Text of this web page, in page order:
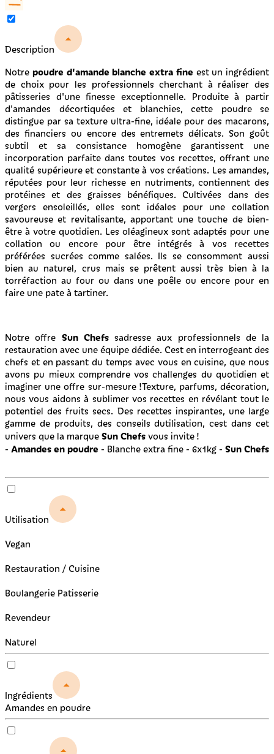
Description
Notre poudre d'amande blanche extra fine est un ingrédient
de choix pour les professionnels cherchant à réaliser des
pâtisseries d'une finesse exceptionnelle. Produite à partir
d'amandes décortiquées et blanchies, cette poudre se
distingue par sa texture ultra-fine, idéale pour des macarons,
des financiers ou encore des entremets délicats. Son goût
subtil et sa consistance homogène garantissent une
incorporation parfaite dans toutes vos recettes, offrant une
qualité supérieure et constante à vos créations. Les amandes,
réputées pour leur richesse en nutriments, contiennent des
protéines et des graisses bénéfiques. Cultivées dans des
vergers ensoleillés, elles sont idéales pour une collation
savoureuse et revitalisante, apportant une touche de bien-
être à votre quotidien. Les oléagineux sont adaptés pour une
collation ou encore pour être intégrés à vos recettes
préférées sucrées comme salées. Ils se consomment aussi
bien au naturel, crus mais se prêtent aussi très bien à la
torréfaction au four ou dans une poêle ou encore pour en
faire une pate à tartiner.
Notre offre Sun Chefssadresse aux professionnels de la
restauration avec une équipe dédiée. Cest en interrogeant des
chefs et en passant du temps avec vous en cuisine, que nous
avons pu mieux comprendre vos challenges du quotidien et
imaginer une offre sur-mesure !Texture, parfums, décoration,
nous vous aidons à sublimer vos recettes en révélant tout le
potentiel des fruits secs. Des recettes inspirantes, une large
gamme de produits, des conseils dutilisation, cest dans cet
univers que la marque Sun Chefs vous invite !
- Amandes en poudre - Blanche extra fine - 6x1kg - Sun Chefs
Utilisation
Vegan
Restauration / Cuisine
Boulangerie Patisserie
Revendeur
Naturel
Ingrédients
Amandes en poudre